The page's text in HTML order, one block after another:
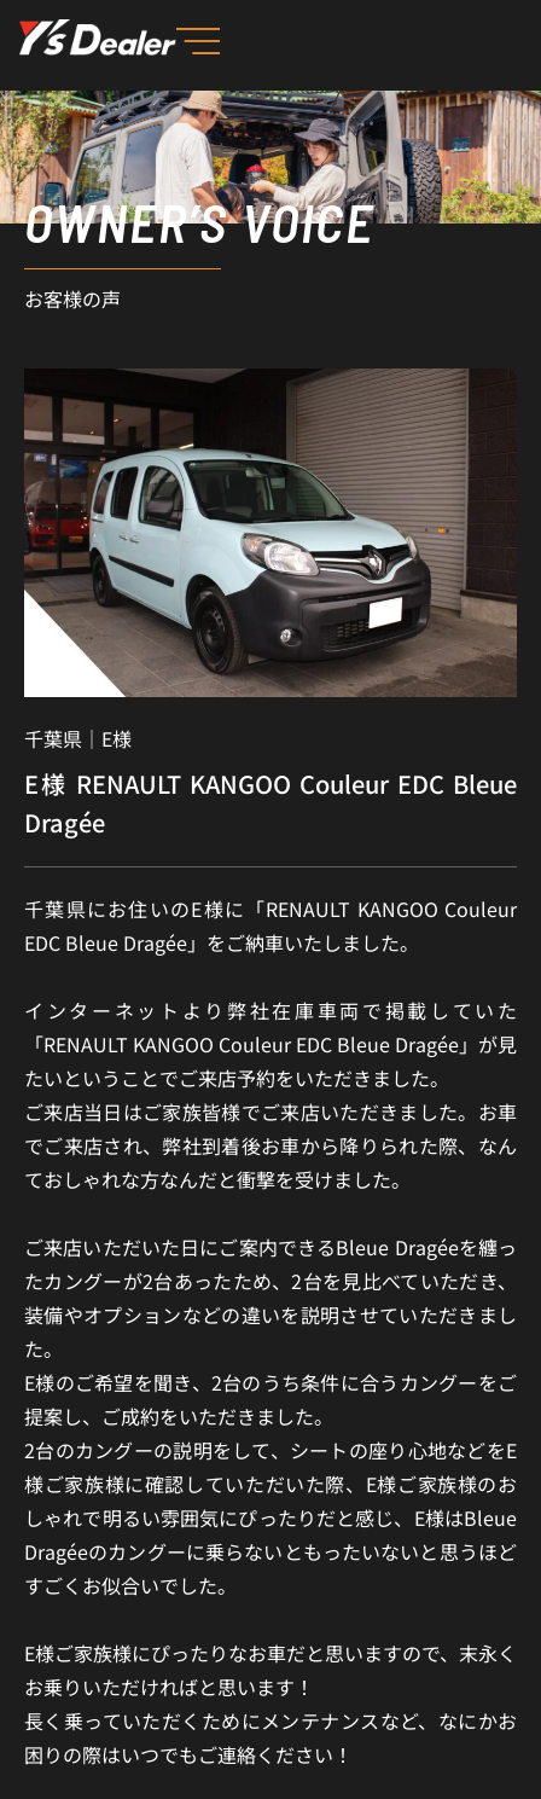
を
ス
キ
ッ
プ OWNER’S VOICE
お客様の声
千葉県｜ E様
E様 RENAULT KANGOO Couleur EDC Bleue
Dragée
千葉県にお住いのE様に「RENAULT KANGOO Couleur
EDC Bleue Dragée」をご納車いたしました。
インターネットより弊社在庫車両で掲載していた
「RENAULT KANGOO Couleur EDC Bleue Dragée」が見
たいということでご来店予約をいただきました。
ご来店当日はご家族皆様でご来店いただきました。お車
でご来店され、弊社到着後お車から降りられた際、なん
ておしゃれな方なんだと衝撃を受けました。
ご来店いただいた日にご案内できるBleue Dragéeを纏っ
たカングーが2台あったため、2台を見比べていただき、
装備やオプションなどの違いを説明させていただきまし
た。
E様のご希望を聞き、2台のうち条件に合うカングーをご
提案し、ご成約をいただきました。
2台のカングーの説明をして、シートの座り心地などをE
様ご家族様に確認していただいた際、E様ご家族様のお
しゃれで明るい雰囲気にぴったりだと感じ、E様はBleue
Dragéeのカングーに乗らないともったいないと思うほど
すごくお似合いでした。
E様ご家族様にぴったりなお車だと思いますので、末永く
お乗りいただければと思います！
長く乗っていただくためにメンテナンスなど、なにかお
困りの際はいつでもご連絡ください！